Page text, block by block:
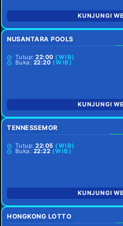
KUNJUNGI
NUSANTARA POOLS
Tutup:22:00 (WIB)
Buka: 22:20 (WIB)
KUNJUNGI
TENNESSEMOR
Tutup:22:05 (WIB)
Buka: 22:22 (WIB)
KUNJUNGI
HONGKONG LOTTO